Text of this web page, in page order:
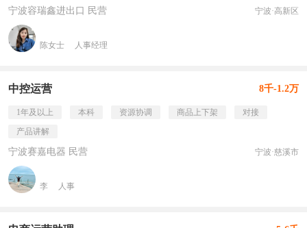
宁波容瑞鑫进出口 民营 宁波·高新区
陈女士 人事经理
中控运营 8千-1.2万
1年及以上 本科 资源协调 商品上下架
对接
产品讲解
宁波赛嘉电器 民营 宁波·慈溪市
李 人事